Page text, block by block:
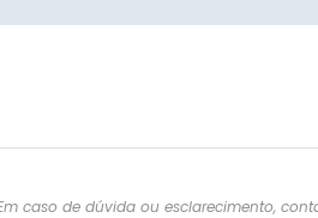
caso de dúvida ou esclarecimento,